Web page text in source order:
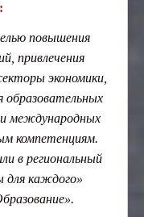
повышения
привлечения
экономики,
образовательных
и международных
компетенциям.
в региональный
для каждого»